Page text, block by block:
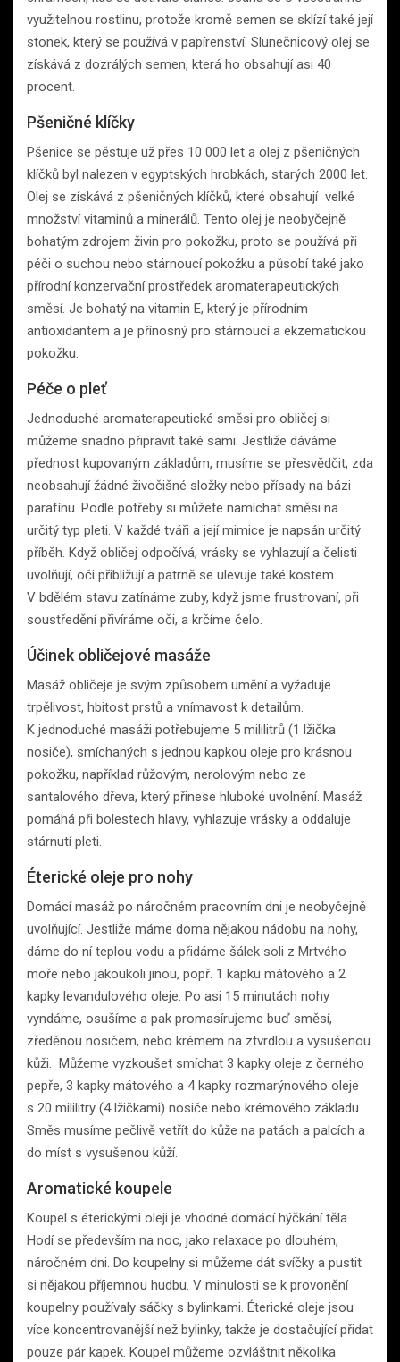
využitelnou rostlinu, protože kromě semen se sklízí také její
stonek, který se používá v papírenství. Slunečnicový olej se
získává z dozrálých semen, která ho obsahují asi 40
procent.
Pšeničné klíčky
Pšenice se pěstuje už přes 10 000 let a olej z pšeničných
klíčků byl nalezen v egyptských hrobkách, starých 2000 let.
Olej se získává z pšeničných klíčků, které obsahují velké
množství vitaminů a minerálů. Tento olej je neobyčejně
bohatým zdrojem živin pro pokožku, proto se používá při
péči o suchou nebo stárnoucí pokožku a působí také jako
přírodní konzervační prostředek aromaterapeutických
směsí. Je bohatý na vitamin E, který je přírodním
antioxidantem a je přínosný pro stárnoucí a ekzematickou
pokožku.
Péče o pleť
Jednoduché aromaterapeutické směsi pro obličej si
můžeme snadno připravit také sami. Jestliže dáváme
přednost kupovaným základům, musíme se přesvědčit, zda
neobsahují žádné živočišné složky nebo přísady na bázi
parafínu. Podle potřeby si můžete namíchat směsi na
určitý typ pleti. V každé tváři a její mimice je napsán určitý
příběh. Když obličej odpočívá, vrásky se vyhlazují a čelisti
uvolňují, oči přibližují a patrně se ulevuje také kostem.
V bdělém stavu zatínáme zuby, když jsme frustrovaní, při
soustředění přivíráme oči, a krčíme čelo.
Účinek obličejové masáže
Masáž obličeje je svým způsobem umění a vyžaduje
trpělivost, hbitost prstů a vnímavost k detailům.
K jednoduché masáži potřebujeme 5 mililitrů (1 lžička
nosiče), smíchaných s jednou kapkou oleje pro krásnou
pokožku, například růžovým, nerolovým nebo ze
santalového dřeva, který přinese hluboké uvolnění. Masáž
pomáhá při bolestech hlavy, vyhlazuje vrásky a oddaluje
stárnutí pleti.
Éterické oleje pro nohy
Domácí masáž po náročném pracovním dni je neobyčejně
uvolňující. Jestliže máme doma nějakou nádobu na nohy,
dáme do ní teplou vodu a přidáme šálek soli z Mrtvého
moře nebo jakoukoli jinou, popř. 1 kapku mátového a 2
kapky levandulového oleje. Po asi 15 minutách nohy
vyndáme, osušíme a pak promasírujeme buď směsí,
zředěnou nosičem, nebo krémem na ztvrdlou a vysušenou
kůži. Můžeme vyzkoušet smíchat 3 kapky oleje z černého
pepře, 3 kapky mátového a 4 kapky rozmarýnového oleje
s 20 mililitry (4 lžičkami) nosiče nebo krémového základu.
Směs musíme pečlivě vetřít do kůže na patách a palcích a
do míst s vysušenou kůží.
Aromatické koupele
Koupel s éterickými oleji je vhodné domácí hýčkání těla.
Hodí se především na noc, jako relaxace po dlouhém,
náročném dni. Do koupelny si můžeme dát svíčky a pustit
si nějakou příjemnou hudbu. V minulosti se k provonění
koupelny používaly sáčky s bylinkami. Éterické oleje jsou
více koncentrovanější než bylinky, takže je dostačující přidat
pouze pár kapek. Koupel můžeme ozvláštnit několika